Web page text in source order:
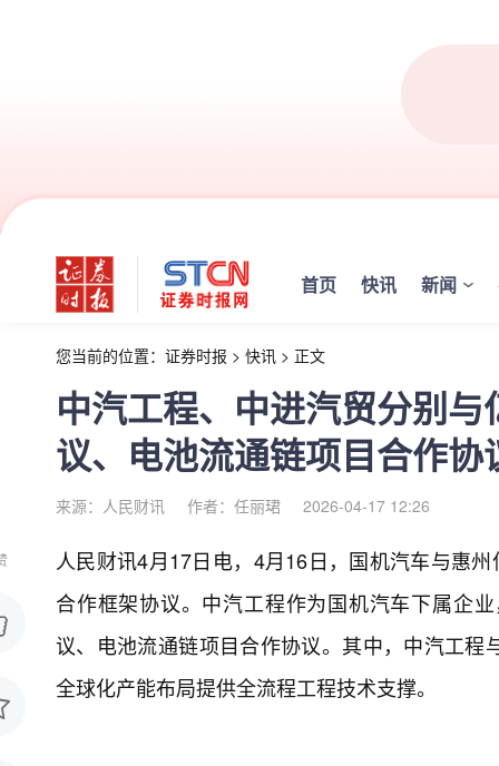
首页 快讯 新闻
您当前的位置： 证券时报 > 快讯 > 正文
中汽工程、中进汽贸分别
议、电池流通链项目合作协
来源：人民财讯 作者：任丽珺 2026-04-17 12:26
人民财讯4月17日电， 4月16日，国机汽车与惠
合作框架协议。中汽工程作为国机汽车下属企
议、电池流通链项目合作协议。其中，中汽工
全球化产能布局提供全流程工程技术支撑。